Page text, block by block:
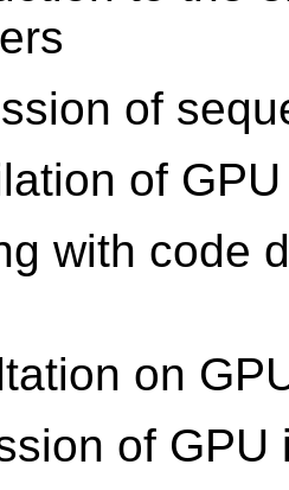
of
of
with code
on
of